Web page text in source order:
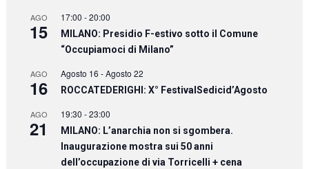
AGO
15
17:00 -20:00
MILANO: Presidio F-estivo sotto il Comune
“Occupiamoci di Milano”
AGO
16
Agosto 16 -Agosto 22
ROCCATEDERIGHI: X° FestivalSedicid’Agosto
AGO
21
19:30 -23:00
MILANO: L’anarchia non si sgombera.
Inaugurazione mostra sui 50 anni
dell’occupazione di via Torricelli + cena